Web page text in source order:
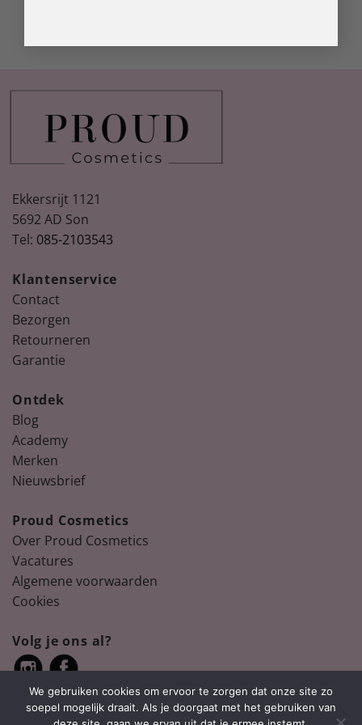
Ekkersrijt 1121
5692 AD Son
Tel: 085-2103543
Klantenservice
Contact
Bezorgen
Retourneren
Garantie
Ontdek
Blog
Academy
Merken
Nieuwsbrief
Proud Cosmetics
Over Proud Cosmetics
Vacatures
Algemene voorwaarden
Cookies
Volg je ons al?
We gebruiken cookies om ervoor te zorgen dat onze site zo
soepel mogelijk draait. Als je doorgaat met het gebruiken van